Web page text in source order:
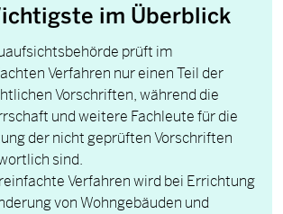
im Überblick
prüft im
Verfahren nur einen Teil der
Vorschriften, während die
und weitere Fachleute für die
der nicht geprüften Vorschriften
sind.
Verfahren wird bei Errichtung
von Wohngebäuden und